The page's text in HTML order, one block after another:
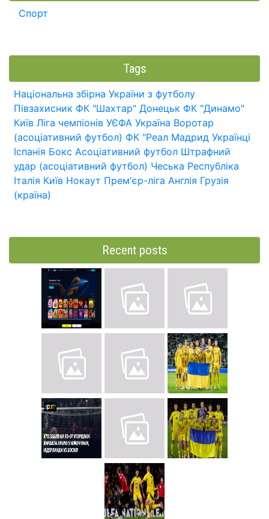
Спорт
Tags
Національна збірна України з футболу
Півзахисник ФК "Шахтар" Донецьк ФК "Динамо"
Київ Ліга чемпіонів УЄФА Україна Воротар
(асоціативний футбол) ФК "Реал Мадрид Українці
Іспанія Бокс Асоціативний футбол Штрафний
удар (асоціативний футбол) Чеська Республіка
Італія Київ Нокаут Прем'єр-ліга Англія Грузія
(країна)
Recent posts